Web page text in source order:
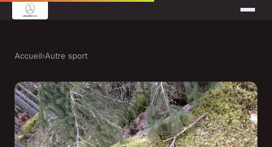
Accueil›Autre sport